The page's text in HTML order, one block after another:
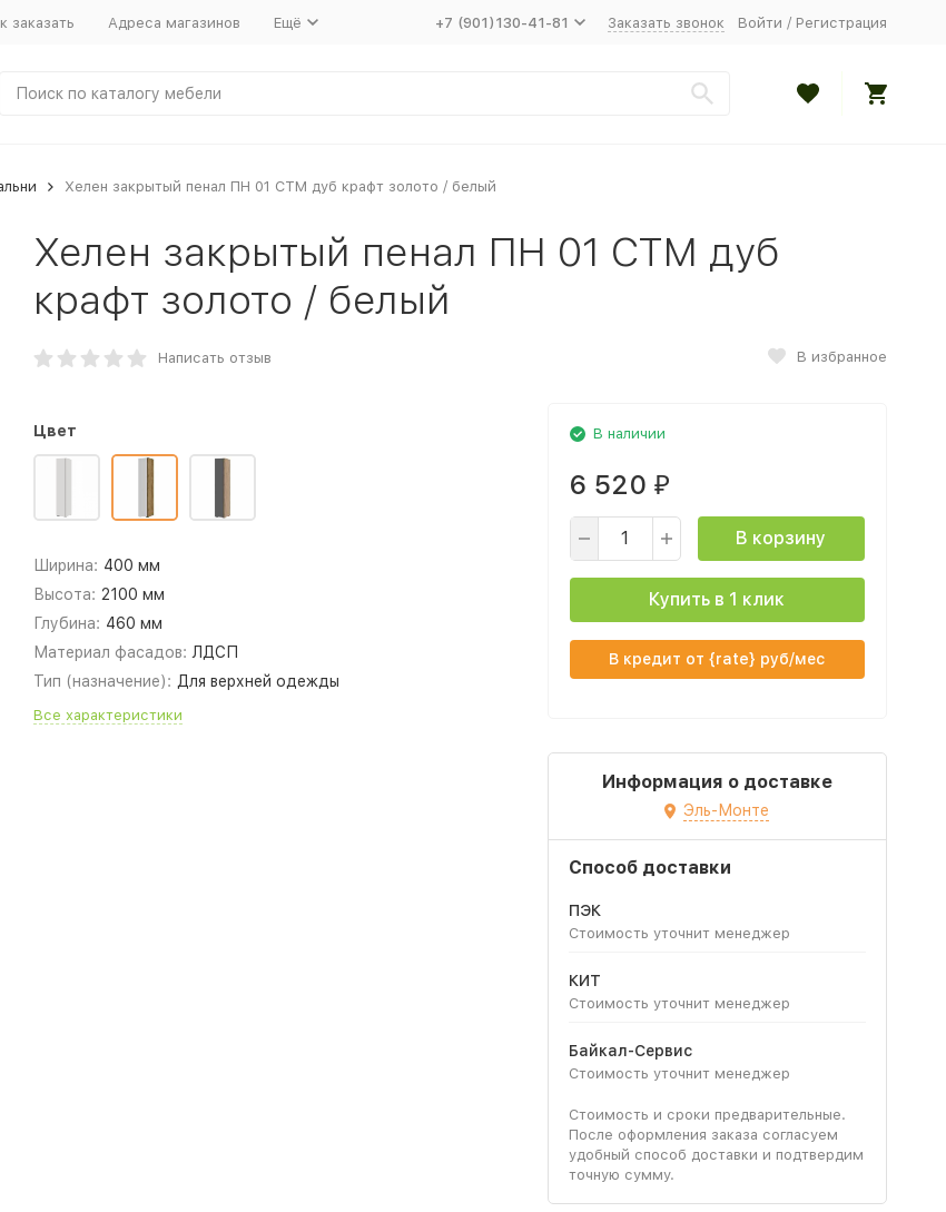
заказать Адреса магазинов Ещё +7 (901)130-41-81 Заказать звонок Войти / Регистрация
Хелен закрытый пенал ПН 01 СТМ дуб крафт золото / белый
Хелен закрытый пенал ПН 01 СТМ дуб
крафт золото / белый
Написать отзыв В избранное
Цвет
Ширина: 400 мм
Высота: 2100 мм
Глубина: 460 мм
Материал фасадов: ЛДСП
Тип (назначение): Для верхней одежды
Все характеристики
В наличии
6 520 ₽
В корзину
Купить в 1 клик
В кредит от {rate} руб/мес
Информация о доставке
Эль-Монте
Способ доставки
ПЭК
Стоимость уточнит менеджер
КИТ
Стоимость уточнит менеджер
Байкал-Сервис
Стоимость уточнит менеджер
Стоимость и сроки предварительные.
После оформления заказа согласуем
удобный способ доставки и подтвердим
точную сумму.